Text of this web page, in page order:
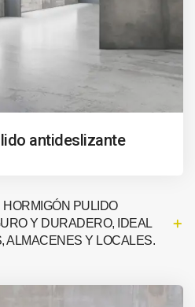
antideslizante
HORMIGÓN PULIDO
Y DURADERO, IDEAL
ALMACENES Y LOCALES.